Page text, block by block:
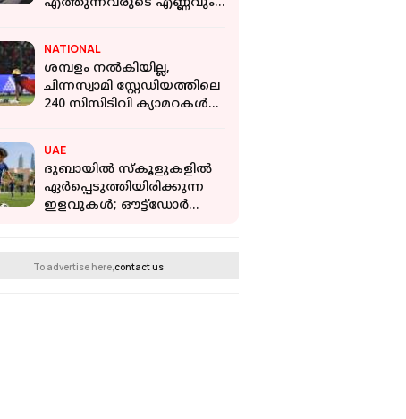
NATIONAL
ശമ്പളം നല്‍കിയില്ല,
ചിന്നസ്വാമി സ്റ്റേഡിയത്തിലെ
240 സിസിടിവി ക്യാമറകള്‍
UAE
ദുബായിൽ സ്കൂളുകളിൽ
ഏർപ്പെടുത്തിയിരിക്കുന്ന
ഇളവുകൾ; ഔട്ട്ഡോര്‍
To advertise here, contact us